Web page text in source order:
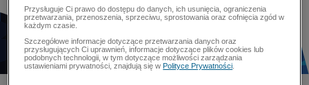
Przysługuje Ci prawo do dostępu do danych, ich usunięcia, ograniczenia
przetwarzania, przenoszenia, sprzeciwu, sprostowania oraz cofnięcia zgód w
każdym czasie.
Szczegółowe informacje dotyczące przetwarzania danych oraz
przysługujących Ci uprawnień, informacje dotyczące plików cookies lub
podobnych technologii, w tym dotyczące możliwości zarządzania
ustawieniami prywatności, znajdują się wPolityce Prywatności